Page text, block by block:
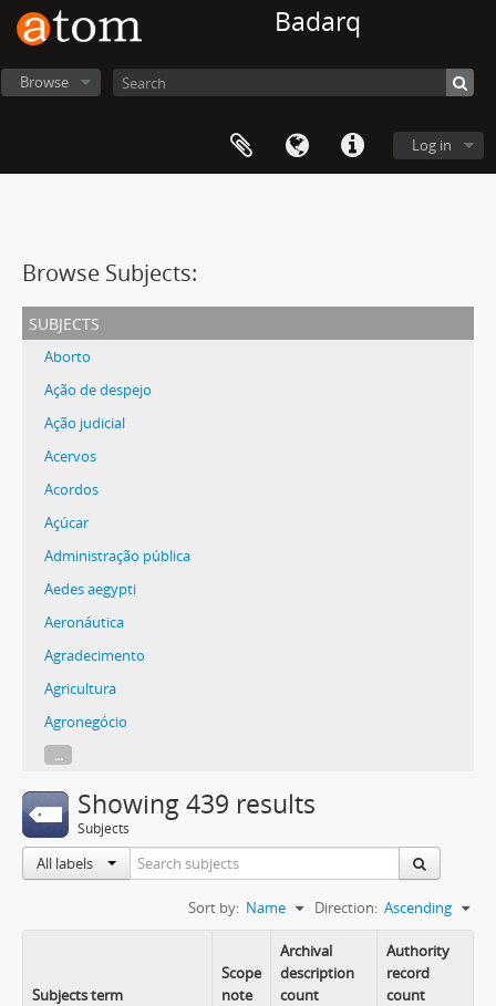
Badarq
Browse
Log in
Browse Subjects:
subjects
Aborto
Ação de despejo
Ação judicial
Acervos
Acordos
Açúcar
Administração pública
Aedes aegypti
Aeronáutica
Agradecimento
Agricultura
Agronegócio
...
Showing 439 results
Subjects
All labels
Sort by: Name Direction: Ascending
Subjects term
Scope
note
Archival
description
count
Authority
record
count